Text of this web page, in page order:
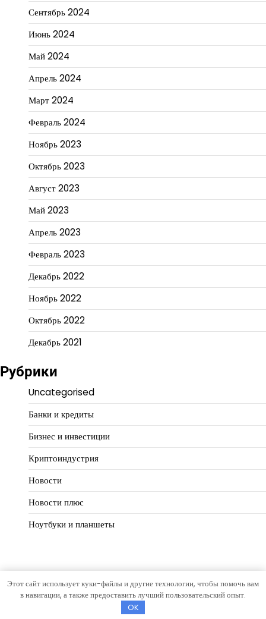
Сентябрь 2024
Июнь 2024
Май 2024
Апрель 2024
Март 2024
Февраль 2024
Ноябрь 2023
Октябрь 2023
Август 2023
Май 2023
Апрель 2023
Февраль 2023
Декабрь 2022
Ноябрь 2022
Октябрь 2022
Декабрь 2021
Рубрики
Uncategorised
Банки и кредиты
Бизнес и инвестиции
Криптоиндустрия
Новости
Новости плюс
Ноутбуки и планшеты
Copyright © 2026Деловой масштабТема Hourly News от
Этот сайт использует куки-файлы и другие технологии, чтобы помочь вам
в навигации, а также предоставить лучший пользовательский опыт.
OK